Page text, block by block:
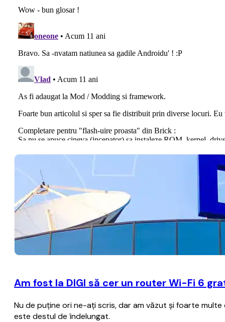
Am fost la DIGI să cer un router Wi-Fi 6
Nu de puţine ori ne-aţi scris, dar am văzut şi foarte
este destul de îndelungat.